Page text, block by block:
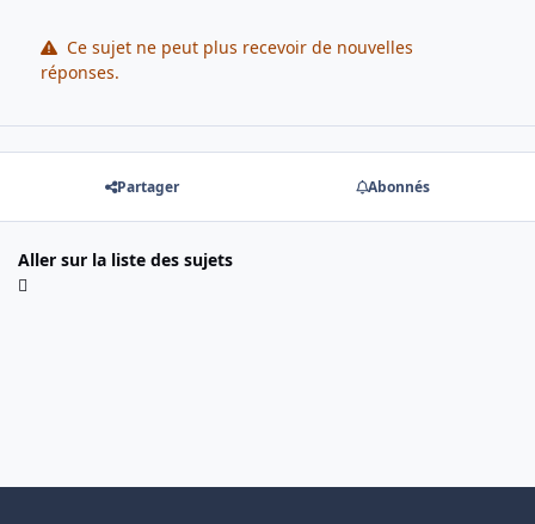
Ce sujet ne peut plus recevoir de nouvelles
réponses.
Partager Abonnés
Aller sur la liste des sujets